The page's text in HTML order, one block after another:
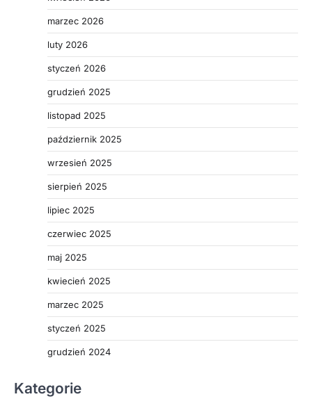
marzec 2026
luty 2026
styczeń 2026
grudzień 2025
listopad 2025
październik 2025
wrzesień 2025
sierpień 2025
lipiec 2025
czerwiec 2025
maj 2025
kwiecień 2025
marzec 2025
styczeń 2025
grudzień 2024
Kategorie